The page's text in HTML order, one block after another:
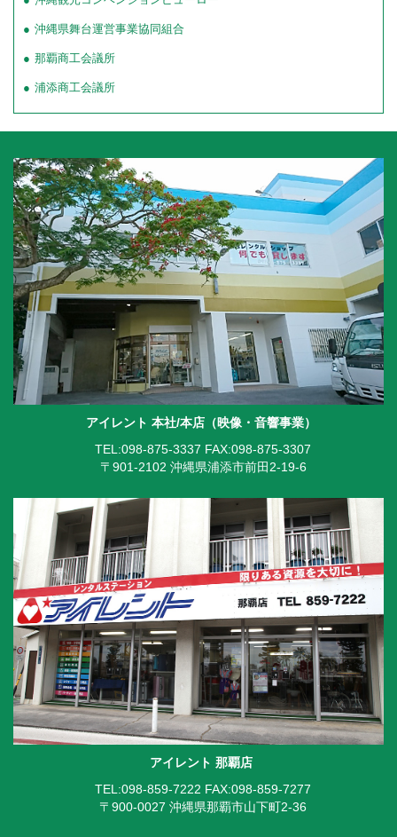
沖縄県舞台運営事業協同組合
那覇商工会議所
浦添商工会議所
アイレント 本社/本店（映像・音響事業）
TEL:098-875-3337 FAX:098-875-3307
〒901-2102 沖縄県浦添市前田2-19-6
アイレント 那覇店
TEL:098-859-7222 FAX:098-859-7277
〒900-0027 沖縄県那覇市山下町2-36